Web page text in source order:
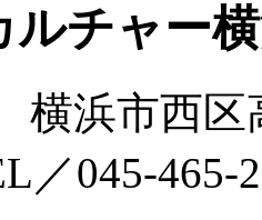
ルチャー
横浜市西区
／045-465-